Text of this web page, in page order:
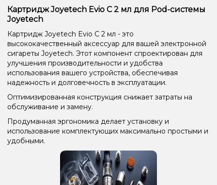
Картридж Joyetech Evio C 2 мл для Pod-системы
Joyetech
Картридж Joyetech Evio C 2 мл - это
высококачественный аксессуар для вашей электронной
сигареты Joyetech. Этот компонент спроектирован для
улучшения производительности и удобства
использования вашего устройства, обеспечивая
надежность и долговечность в эксплуатации.
Оптимизированная конструкция снижает затраты на
обслуживание и замену.
Продуманная эргономика делает установку и
использование комплектующих максимально простыми и
удобными.